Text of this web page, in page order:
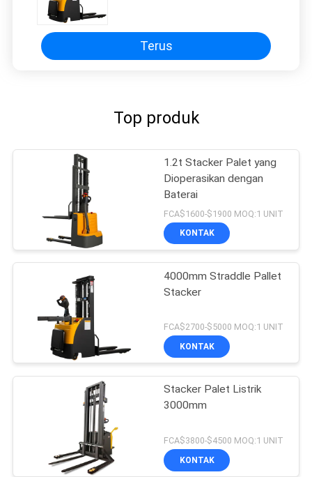
Terus
Top produk
1.2t Stacker Palet yang
Dioperasikan dengan
Baterai
FCA$1600-$1900 MOQ:1 UNIT
KONTAK
4000mm Straddle Pallet
Stacker
FCA$2700-$5000 MOQ:1 UNIT
KONTAK
Stacker Palet Listrik
3000mm
FCA$3800-$4500 MOQ:1 UNIT
KONTAK